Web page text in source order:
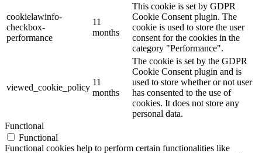
cookielawinfo-
checkbox-
performance
11
months
This cookie is set by GDPR
Cookie Consent plugin. The
cookie is used to store the user
consent for the cookies in the
category "Performance".
viewed_cookie_policy
11
months
The cookie is set by the GDPR
Cookie Consent plugin and is
used to store whether or not user
has consented to the use of
cookies. It does not store any
personal data.
Functional
Functional
Functional cookies help to perform certain functionalities like